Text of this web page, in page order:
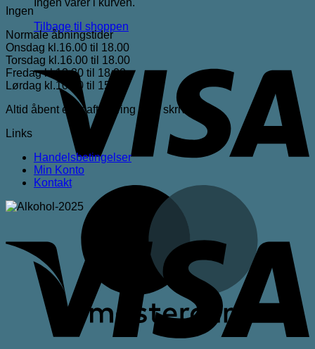
Ingen varer i kurven.
Tilbage til shoppen
Ingen
Normale åbningstider
Onsdag kl.16.00 til 18.00
Torsdag kl.16.00 til 18.00
Fredag kl.13.30 til 18.00
Lørdag kl.10.00 til 15.00
Altid åbent efter aftale ring eller skriv
Links
Handelsbetingelser
Min Konto
Kontakt